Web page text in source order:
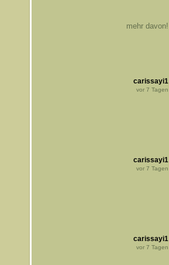
mehr davon!
carissayi1
vor 7 Tagen
carissayi1
vor 7 Tagen
carissayi1
vor 7 Tagen